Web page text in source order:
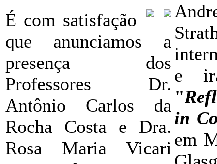
É com satisfação
que anunciamos a
presença dos
Professores Dr.
Antônio Carlos da
Rocha Costa e Dra.
Rosa Maria Vicari
e
"
in
em